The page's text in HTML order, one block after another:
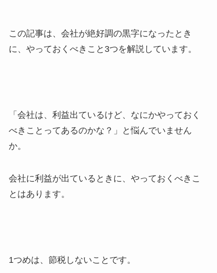
この記事は、会社が絶好調の黒字になったとき
に、やっておくべきこと3つを解説しています。
「会社は、利益出ているけど、なにかやっておく
べきことってあるのかな？」と悩んでいません
か。
会社に利益が出ているときに、やっておくべきこ
とはあります。
1つめは、節税しないことです。